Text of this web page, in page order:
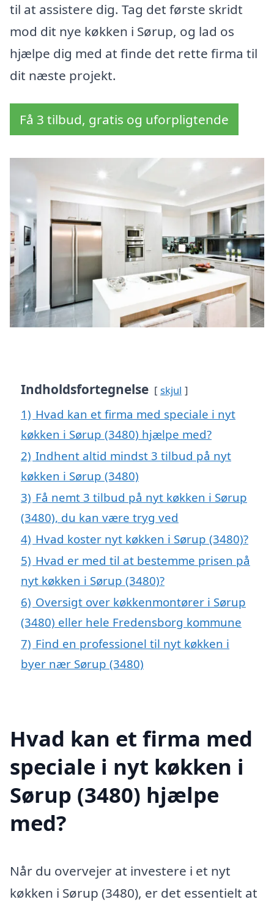
til at assistere dig. Tag det første skridt
mod dit nye køkken i Sørup, og lad os
hjælpe dig med at finde det rette firma til
dit næste projekt.
Få 3 tilbud, gratis og uforpligtende
Indholdsfortegnelse skjul
1) Hvad kan et firma med speciale i nyt
køkken i Sørup (3480) hjælpe med?
2) Indhent altid mindst 3 tilbud på nyt
køkken i Sørup (3480)
3) Få nemt 3 tilbud på nyt køkken i Sørup
(3480), du kan være tryg ved
4) Hvad koster nyt køkken i Sørup (3480)?
5) Hvad er med til at bestemme prisen på
nyt køkken i Sørup (3480)?
6) Oversigt over køkkenmontører i Sørup
(3480) eller hele Fredensborg kommune
7) Find en professionel til nyt køkken i
byer nær Sørup (3480)
Hvad kan et firma med
speciale i nyt køkken i
Sørup (3480) hjælpe
med?
Når du overvejer at investere i et nyt
køkken i Sørup (3480), er det essentielt at